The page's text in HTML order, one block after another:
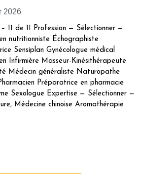
2026
11 de 11 Profession — Sélectionner —
nutritionniste Échographiste
Sensiplan Gynécologue médical
Infirmière Masseur-Kinésithérapeute
Médecin généraliste Naturopathe
Préparatrice en pharmacie
Sexologue Expertise — Sélectionner —
Médecine chinoise Aromathérapie